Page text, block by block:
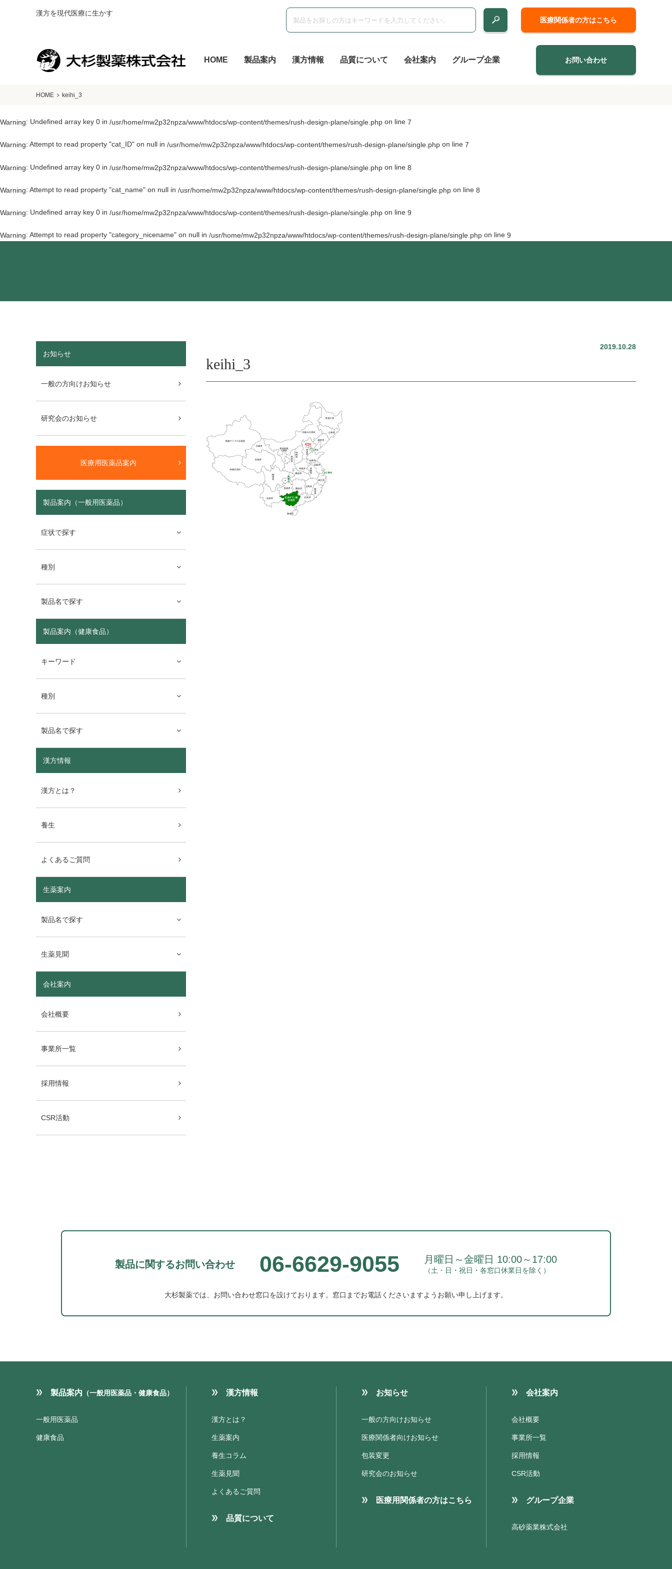
漢方を現代医療に生かす
医療関係者の方はこちら
HOME 製品案内 漢方情報 品質について 会社案内 グループ企業 お問い合わせ
HOME keihi_3
Warning: Undefined array key 0 in /usr/home/mw2p32npza/www/htdocs/wp-content/themes/rush-design-plane/single.php on line 7
Warning: Attempt to read property "cat_ID" on null in /usr/home/mw2p32npza/www/htdocs/wp-content/themes/rush-design-plane/single.php on line 7
Warning: Undefined array key 0 in /usr/home/mw2p32npza/www/htdocs/wp-content/themes/rush-design-plane/single.php on line 8
Warning: Attempt to read property "cat_name" on null in /usr/home/mw2p32npza/www/htdocs/wp-content/themes/rush-design-plane/single.php on line 8
Warning: Undefined array key 0 in /usr/home/mw2p32npza/www/htdocs/wp-content/themes/rush-design-plane/single.php on line 9
Warning: Attempt to read property "category_nicename" on null in /usr/home/mw2p32npza/www/htdocs/wp-content/themes/rush-design-plane/single.php on line 9
2019.10.28
keihi_3
お知らせ
一般の方向けお知らせ
研究会のお知らせ
医療用医薬品案内
製品案内（一般用医薬品）
症状で探す
種別
製品名で探す
製品案内（健康食品）
キーワード
種別
製品名で探す
漢方情報
漢方とは？
養生
よくあるご質問
生薬案内
製品名で探す
生薬見聞
会社案内
会社概要
事業所一覧
採用情報
CSR活動
製品に関するお問い合わせ 06-6629-9055 月曜日～金曜日 10:00～17:00
（土・日・祝日・各窓口休業日を除く）
大杉製薬では、お問い合わせ窓口を設けております。 窓口までお電話くださいますようお願い申し上げます。
製品案内 （一般用医薬品・健康食品）
一般用医薬品
健康食品
漢方情報
漢方とは？
生薬案内
養生コラム
生薬見聞
よくあるご質問
品質について
お知らせ
一般の方向けお知らせ
医療関係者向けお知らせ
包装変更
研究会のお知らせ
医療用関係者の方はこちら
会社案内
会社概要
事業所一覧
採用情報
CSR活動
グループ企業
高砂薬業株式会社